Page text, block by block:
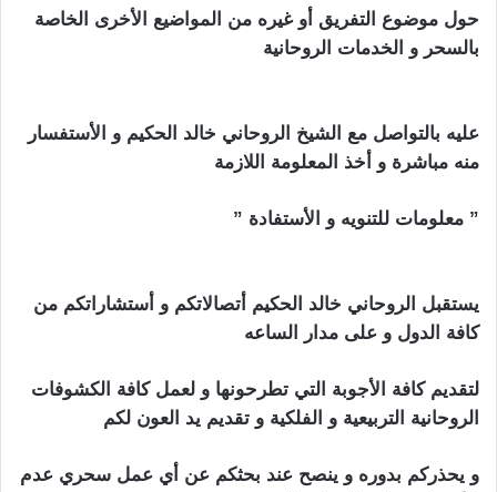
حول موضوع التفريق أو غيره من المواضيع الأخرى الخاصة
بالسحر و الخدمات الروحانية
عليه بالتواصل مع الشيخ الروحاني خالد الحكيم و الأستفسار
منه مباشرة و أخذ المعلومة اللازمة
” معلومات للتنويه و الأستفادة ”
يستقبل الروحاني خالد الحكيم أتصالاتكم و أستشاراتكم من
كافة الدول و على مدار الساعه
لتقديم كافة الأجوبة التي تطرحونها و لعمل كافة الكشوفات
الروحانية التربيعية و الفلكية و تقديم يد العون لكم
و يحذركم بدوره و ينصح عند بحثكم عن أي عمل سحري عدم